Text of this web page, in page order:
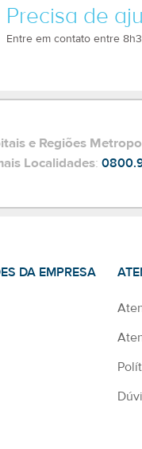
Precisa de
Entre em contato entre
e Regiões
Localidades:
DA EMPRESA